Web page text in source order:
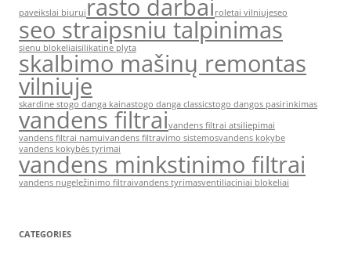
paveikslai biurui rasto darbai roletai vilniujeseo
seo straipsniu talpinimas
sienu blokeliaisilikatine plyta
skalbimo mašinų remontas
vilniuje
skardine stogo danga kainastogo danga classicstogo dangos pasirinkimas
vandens filtraivandens filtrai atsiliepimai
vandens filtrai namuivandens filtravimo sistemosvandens kokybe
vandens kokybės tyrimai
vandens minkstinimo filtrai
vandens nugeležinimo filtraivandens tyrimasventiliaciniai blokeliai
CATEGORIES